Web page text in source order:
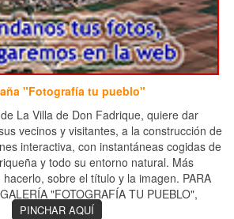
"Fotografía tu pueblo"
La Villa de Don Fadrique, quiere dar
vecinos y visitantes, a la construcción de
interactiva, con instantáneas cogidas de
y todo su entorno natural. Más
sobre el título y la imagen. PARA
"FOTOGRAFÍA TU PUEBLO",
PINCHAR AQUÍ